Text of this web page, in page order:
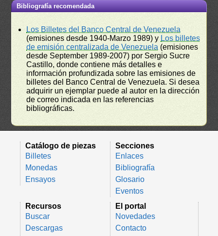
Bibliografía recomendada
Los Billetes del Banco Central de Venezuela
(emisiones desde 1940-Marzo 1989) y Los billetes
de emisión centralizada de Venezuela (emisiones
desde September 1989-2007) por Sergio Sucre
Castillo, donde contiene más detalles e
información profundizada sobre las emisiones de
billetes del Banco Central de Venezuela. Si desea
adquirir un ejemplar puede al autor en la dirección
de correo indicada en las referencias
bibliográficas.
Catálogo de piezas
Billetes
Monedas
Ensayos
Secciones
Enlaces
Bibliografía
Glosario
Eventos
Recursos
Buscar
Descargas
El portal
Novedades
Contacto